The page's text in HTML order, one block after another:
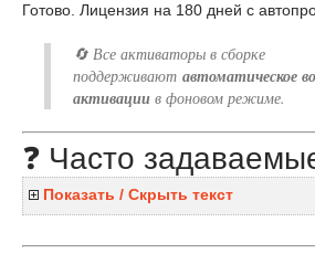
Готово. Лицензия на 180 дней с
🔄 Все активаторы в сборке
поддерживают автоматическое
активации в фоновом режиме.
❓ Часто
Показать / Скрыть текст